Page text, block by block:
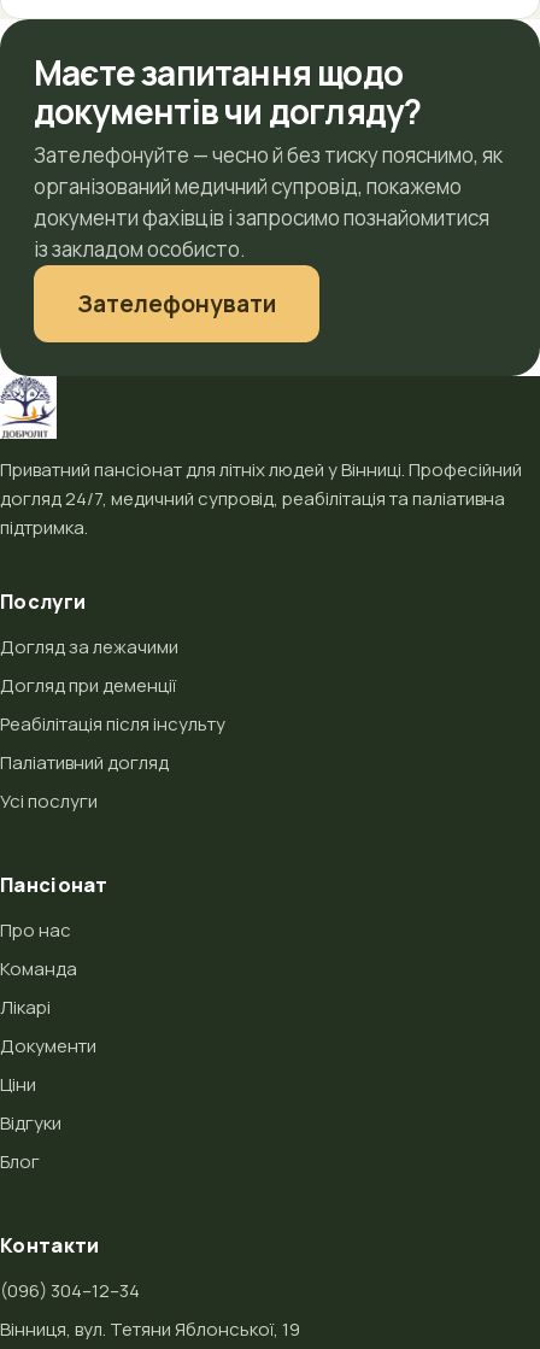
Маєте запитання щодо
документів чи догляду?
Зателефонуйте — чесно й без тиску пояснимо, як
організований медичний супровід, покажемо
документи фахівців і запросимо познайомитися
із закладом особисто.
Зателефонувати
Приватний пансіонат для літніх людей у Вінниці. Професійний
догляд 24/7, медичний супровід, реабілітація та паліативна
підтримка.
Послуги
Догляд за лежачими
Догляд при деменції
Реабілітація після інсульту
Паліативний догляд
Усі послуги
Пансіонат
Про нас
Команда
Лікарі
Документи
Ціни
Відгуки
Блог
Контакти
(096) 304–12–34
Вінниця, вул. Тетяни Яблонської, 19